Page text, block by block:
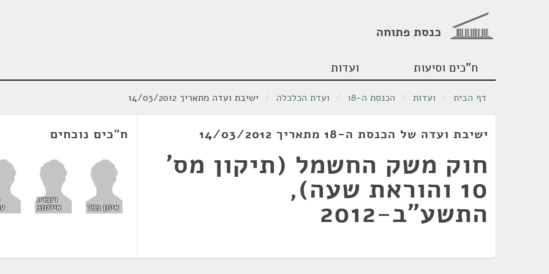
כנסת פתוחה
ח"כים וסיעות ועדות
דף הבית / ועדות / הכנסת ה-18 / ועדת הכלכלה / ישיבת ועדה מתאריך 14/03/2012
ישיבת ועדה של הכנסת ה-18 מתאריך 14/03/2012
חוק משק החשמל (תיקון מס'
10 והוראת שעה),
התשע"ב-2012
ח"כים נוכחים
איתן כבל
רוברט
אילטוב